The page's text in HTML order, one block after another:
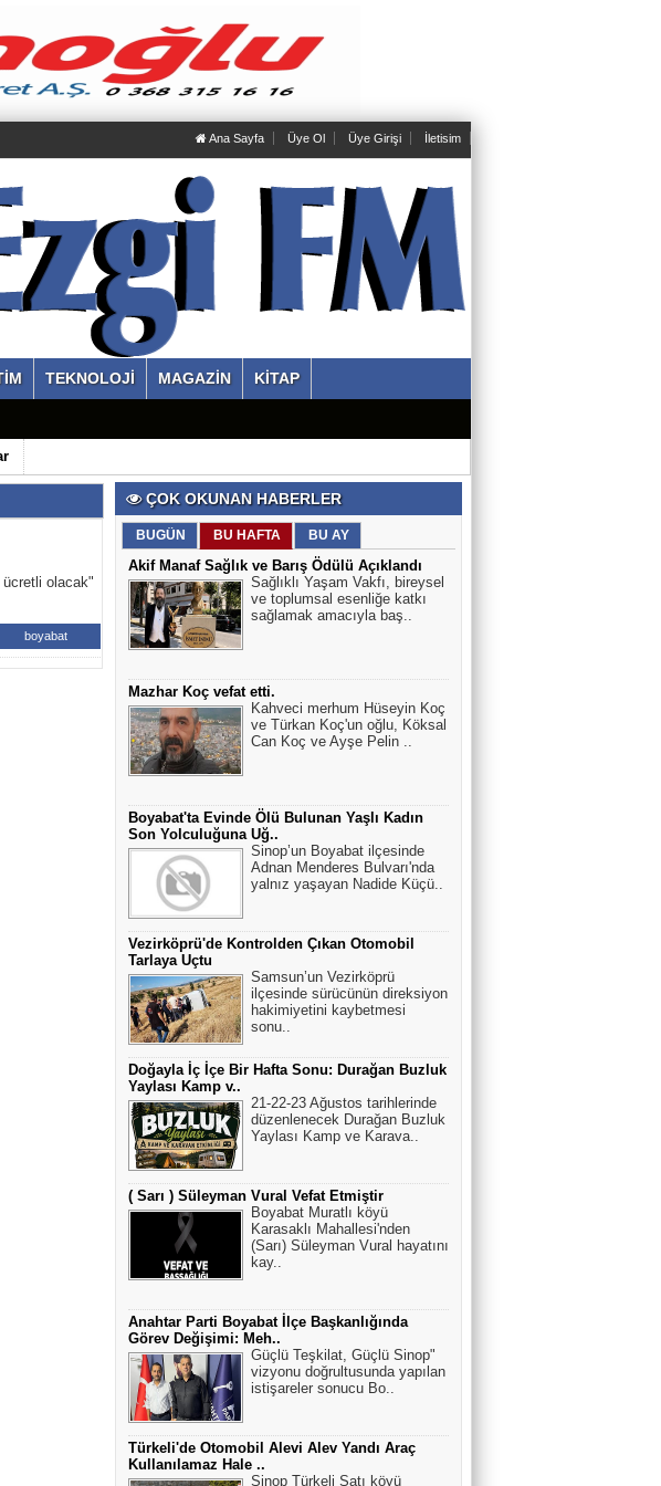
Ana Sayfa Üye Ol Üye Girişi İletisim
TEKNOLOJİ MAGAZİN KİTAP
ücretli olacak"
boyabat
ÇOK OKUNAN HABERLER
BUGÜN BU HAFTA BU AY
Akif Manaf Sağlık ve Barış Ödülü Açıklandı
Sağlıklı Yaşam Vakfı, bireysel
ve toplumsal esenliğe katkı
sağlamak amacıyla baş..
Mazhar Koç vefat etti.
Kahveci merhum Hüseyin Koç
ve Türkan Koç'un oğlu, Köksal
Can Koç ve Ayşe Pelin ..
Boyabat'ta Evinde Ölü Bulunan Yaşlı Kadın
Son Yolculuğuna Uğ..
Sinop’un Boyabat ilçesinde
Adnan Menderes Bulvarı'nda
yalnız yaşayan Nadide Küçü..
Vezirköprü'de Kontrolden Çıkan Otomobil
Tarlaya Uçtu
Samsun’un Vezirköprü
ilçesinde sürücünün direksiyon
hakimiyetini kaybetmesi
sonu..
Doğayla İç İçe Bir Hafta Sonu: Durağan Buzluk
Yaylası Kamp v..
21-22-23 Ağustos tarihlerinde
düzenlenecek Durağan Buzluk
Yaylası Kamp ve Karava..
( Sarı ) Süleyman Vural Vefat Etmiştir
Boyabat Muratlı köyü
Karasaklı Mahallesi'nden
(Sarı) Süleyman Vural hayatını
kay..
Anahtar Parti Boyabat İlçe Başkanlığında
Görev Değişimi: Meh..
Güçlü Teşkilat, Güçlü Sinop"
vizyonu doğrultusunda yapılan
istişareler sonucu Bo..
Türkeli'de Otomobil Alevi Alev Yandı Araç
Kullanılamaz Hale ..
Sinop Türkeli Satı köyü